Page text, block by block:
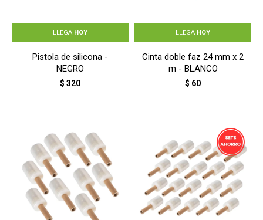
LLEGA HOY
Pistola de silicona -
NEGRO
$ 320
LLEGA HOY
Cinta doble faz 24 mm x 2
m - BLANCO
$ 60